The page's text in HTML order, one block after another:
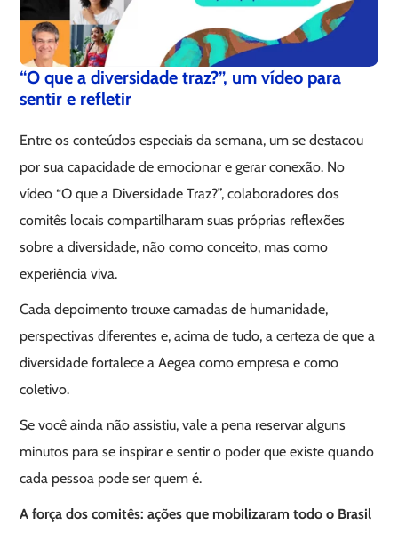
“O que a diversidade traz?”, um vídeo para
sentir e refletir
Entre os conteúdos especiais da semana, um se destacou
por sua capacidade de emocionar e gerar conexão. No
vídeo “O que a Diversidade Traz?”, colaboradores dos
comitês locais compartilharam suas próprias reflexões
sobre a diversidade, não como conceito, mas como
experiência viva.
Cada depoimento trouxe camadas de humanidade,
perspectivas diferentes e, acima de tudo, a certeza de que a
diversidade fortalece a Aegea como empresa e como
coletivo.
Se você ainda não assistiu, vale a pena reservar alguns
minutos para se inspirar e sentir o poder que existe quando
cada pessoa pode ser quem é.
A força dos comitês: ações que mobilizaram todo o Brasil